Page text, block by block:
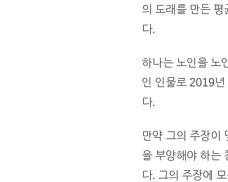
의 도래를 만든 평
다.
하나는 노인을 노
인 인물로 2019년
다.
만약 그의 주장이
을 부양해야 하는
다. 그의 주장에